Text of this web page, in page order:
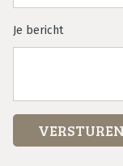
Je bericht